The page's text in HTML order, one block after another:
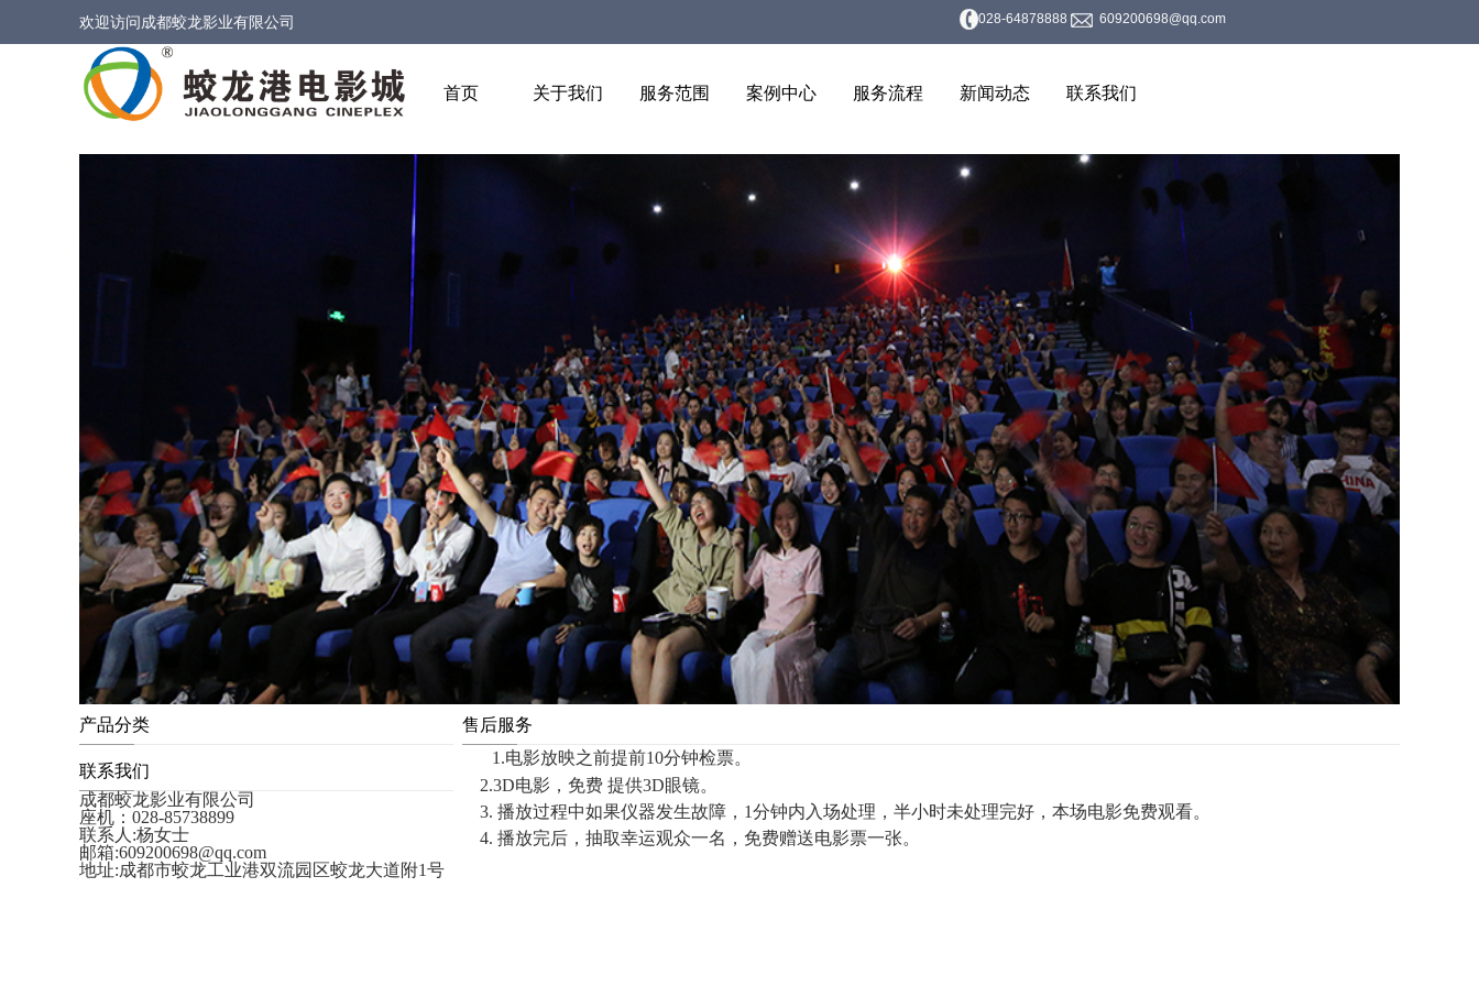
欢迎访问成都蛟龙影业有限公司 028-64878888 609200698@qq.com
首页 关于我们 服务范围 案例中心 服务流程 新闻动态 联系我们
产品分类
联系我们
成都蛟龙影业有限公司
座机：028-85738899
联系人:杨女士
邮箱:609200698@qq.com
地址:成都市蛟龙工业港双流园区蛟龙大道附1号
售后服务
1.电影放映之前提前10分钟检票。
2.3D电影，免费 提供3D眼镜。
3. 播放过程中如果仪器发生故障，1分钟内入场处理，半小时未处理完好，本场电影免费观看。
4. 播放完后，抽取幸运观众一名，免费赠送电影票一张。